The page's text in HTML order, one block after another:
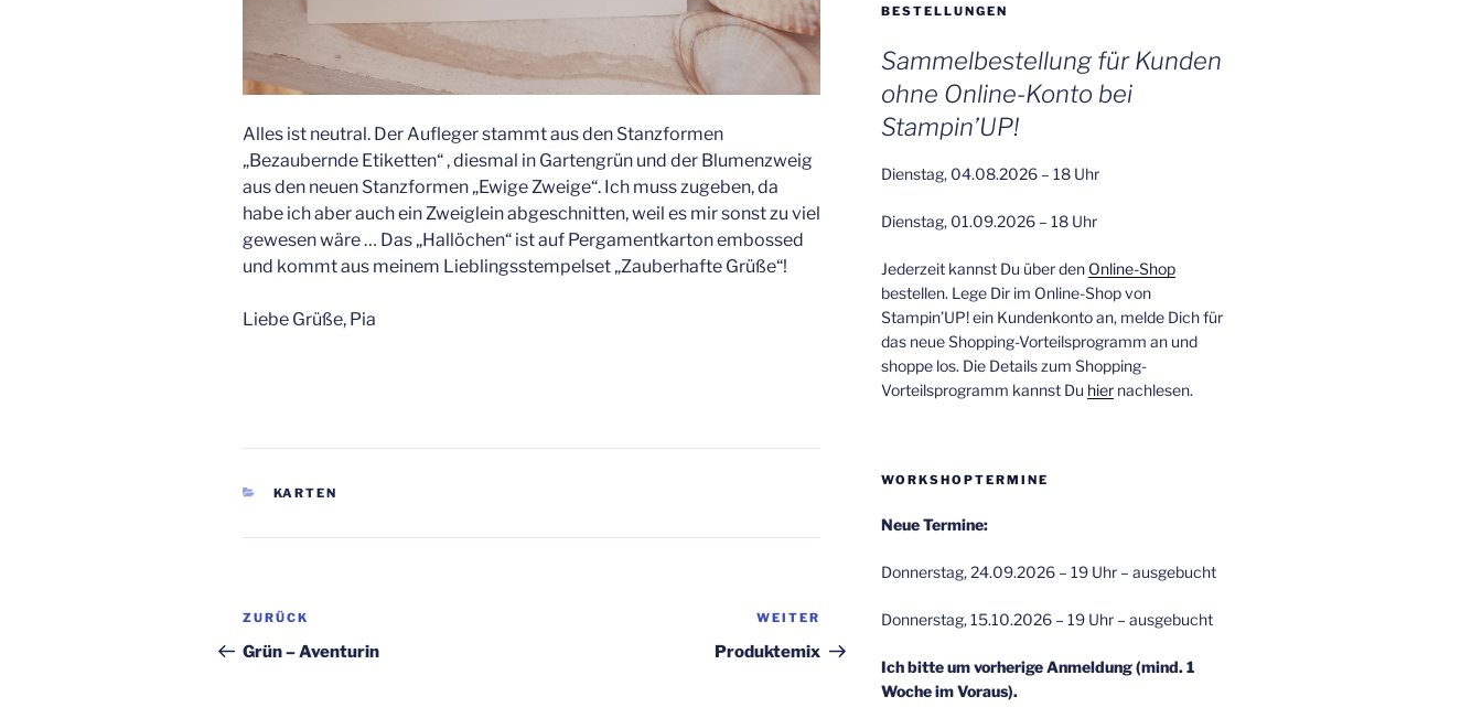
Alles ist neutral. Der Aufleger stammt aus den Stanzformen
„Bezaubernde Etiketten“ , diesmal in Gartengrün und der Blumenzweig
aus den neuen Stanzformen „Ewige Zweige“. Ich muss zugeben, da
habe ich aber auch ein Zweiglein abgeschnitten, weil es mir sonst zu viel
gewesen wäre … Das „Hallöchen“ ist auf Pergamentkarton embossed
und kommt aus meinem Lieblingsstempelset „Zauberhafte Grüße“!
Liebe Grüße, Pia
KATEGORIEN
KARTEN
Beitragsnavigation
Vorheriger
Beitrag
ZURÜCK
Grün – Aventurin
Nächster
Beitrag
WEITER
Produktemix
BESTELLUNGEN
Sammelbestellung für Kunden
ohne Online-Konto bei
Stampin’UP!
Dienstag, 04.08.2026 – 18 Uhr
Dienstag, 01.09.2026 – 18 Uhr
Jederzeit kannst Du über den Online-Shop
bestellen. Lege Dir im Online-Shop von
Stampin’UP! ein Kundenkonto an, melde Dich für
das neue Shopping-Vorteilsprogramm an und
shoppe los. Die Details zum Shopping-
Vorteilsprogramm kannst Du hiernachlesen.
WORKSHOPTERMINE
Neue Termine:
Donnerstag, 24.09.2026 – 19 Uhr – ausgebucht
Donnerstag, 15.10.2026 – 19 Uhr – ausgebucht
Ich bitte um vorherige Anmeldung (mind. 1
Woche im Voraus).